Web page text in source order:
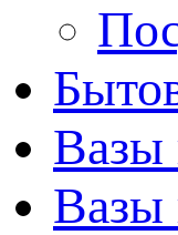
Вазы
Вазы